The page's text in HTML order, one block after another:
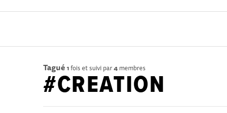
Tagué 1 fois et suivi par4 membres
#CREATION